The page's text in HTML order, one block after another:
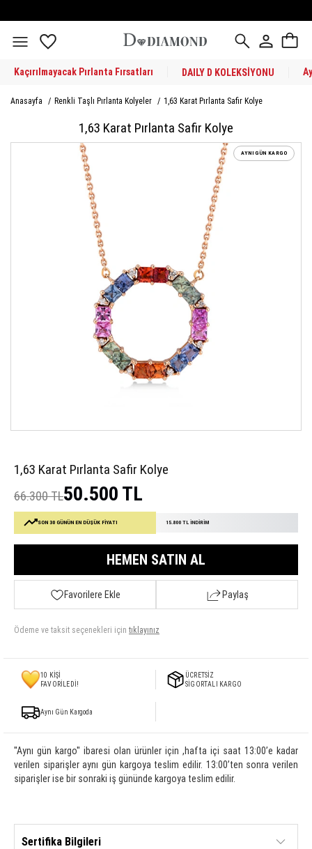
Kaçırılmayacak Pırlanta Fırsatları DAILY D KOLEKSİYONU
Anasayfa / Renkli Taşlı Pırlanta Kolyeler / 1,63 Karat Pırlanta Safir Kolye
1,63 Karat Pırlanta Safir Kolye
AYNI GÜN KARGO
1,63 Karat Pırlanta Safir Kolye
66.300 TL50.500 TL
SON 30 GÜNÜN EN DÜŞÜK FİYATI 15.800 TL İNDİRİM
HEMEN SATIN AL
Favorilere Ekle Paylaş
Ödeme ve taksit seçenekleri için tıklayınız
10 KİŞİ
FAVORİLEDİ!
ÜCRETSİZ
SİGORTALI KARGO
Aynı Gün Kargoda
''Aynı gün kargo'' ibaresi olan ürünler için ,hafta içi saat 13:00’e kadar
verilen siparişler aynı gün kargoya teslim edilir. 13:00’ten sonra verilen
siparişler ise bir sonraki iş gününde kargoya teslim edilir.
Sertifika Bilgileri